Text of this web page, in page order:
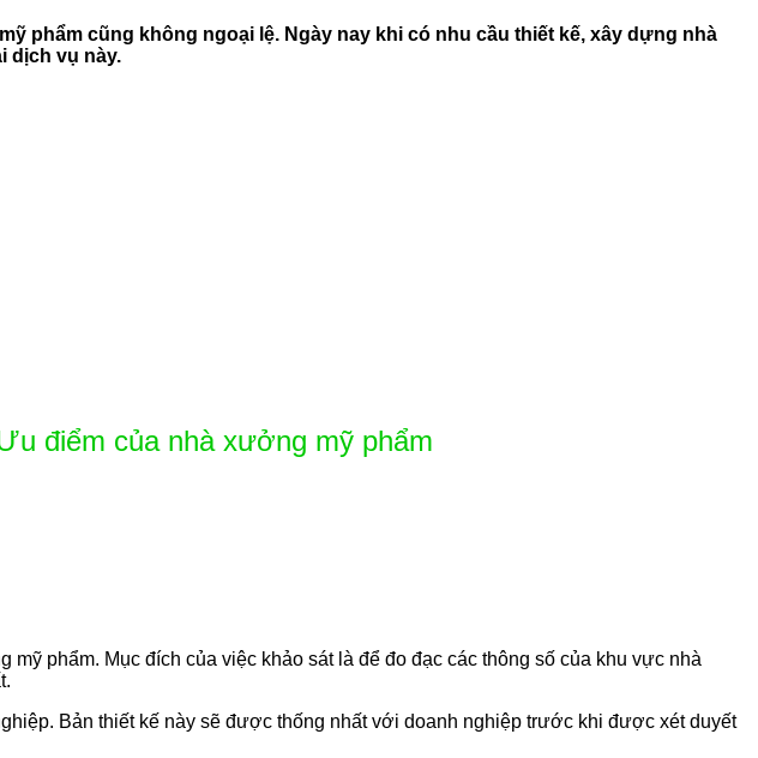
phẩm cũng không ngoại lệ. Ngày nay khi có nhu cầu thiết kế, xây dựng nhà
dịch vụ này.
điểm của nhà xưởng mỹ phẩm
phẩm. Mục đích của việc khảo sát là để đo đạc các thông số của khu vực nhà
Bản thiết kế này sẽ được thống nhất với doanh nghiệp trước khi được xét duyết